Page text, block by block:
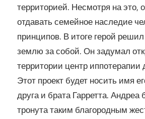
территорией. Несмотря на это,
отдавать семейное наследие
принципов. В итоге герой
землю за собой. Он задумал
территории центр иппотерапии
Этот проект будет носить имя
друга и брата Гарретта. Андреа
тронута таким благородным